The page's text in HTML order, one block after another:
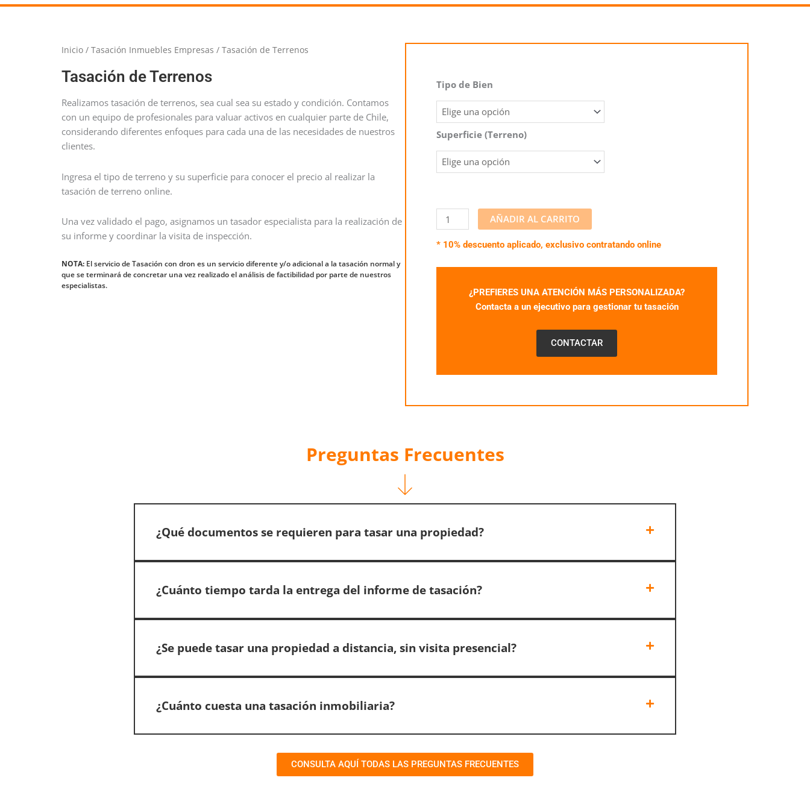
Inicio / Tasación Inmuebles Empresas / Tasación de Terrenos
Tasación de Terrenos
Realizamos tasación de terrenos, sea cual sea su estado y condición. Contamos
con un equipo de profesionales para valuar activos en cualquier parte de Chile,
considerando diferentes enfoques para cada una de las necesidades de nuestros
clientes.
Ingresa el tipo de terreno y su superficie para conocer el precio al realizar la
tasación de terreno online.
Una vez validado el pago, asignamos un tasador especialista para la realización de
su informe y coordinar la visita de inspección.
NOTA: El servicio de Tasación con dron es un servicio diferente y/o adicional a la tasación normal y
que se terminará de concretar una vez realizado el análisis de factibilidad por parte de nuestros
especialistas.
Tipo de Bien
Superficie (Terreno)
Tasación
Terrenos
cantidad
AÑADIR AL CARRITO
* 10% descuento aplicado, exclusivo contratando online
¿PREFIERES UNA ATENCIÓN MÁS PERSONALIZADA?
Contacta a un ejecutivo para gestionar tu tasación
CONTACTAR
Preguntas Frecuentes
¿Qué documentos se requieren para tasar una propiedad?
¿Cuánto tiempo tarda la entrega del informe de tasación?
¿Se puede tasar una propiedad a distancia, sin visita presencial?
¿Cuánto cuesta una tasación inmobiliaria?
CONSULTA AQUÍ TODAS LAS PREGUNTAS FRECUENTES